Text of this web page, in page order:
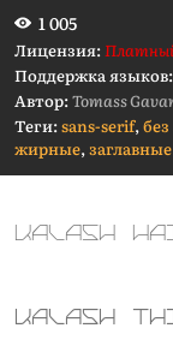
1 005
Лицензия:
Поддержка языков:
Автор:Tomass
Теги:sans-serif,
жирные,заглавные